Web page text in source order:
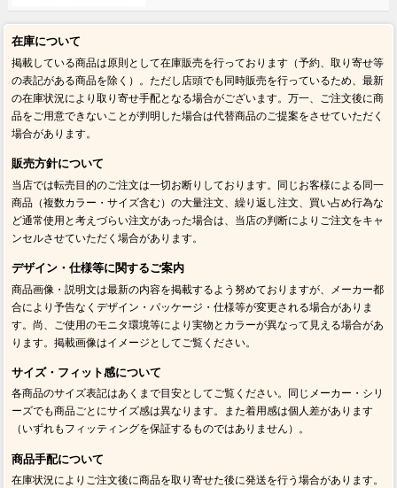
在庫について
掲載している商品は原則として在庫販売を行っております（予約、取り寄せ等
の表記がある商品を除く）。ただし店頭でも同時販売を行っているため、最新
の在庫状況により取り寄せ手配となる場合がございます。万一、ご注文後に商
品をご用意できないことが判明した場合は代替商品のご提案をさせていただく
場合があります。
販売方針について
当店では転売目的のご注文は一切お断りしております。同じお客様による同一
商品（複数カラー・サイズ含む）の大量注文、繰り返し注文、買い占め行為な
ど通常使用と考えづらい注文があった場合は、当店の判断によりご注文をキャ
ンセルさせていただく場合があります。
デザイン・仕様等に関するご案内
商品画像・説明文は最新の内容を掲載するよう努めておりますが、メーカー都
合により予告なくデザイン・パッケージ・仕様等が変更される場合がありま
す。尚、ご使用のモニタ環境等により実物とカラーが異なって見える場合があ
ります。掲載画像はイメージとしてご覧ください。
サイズ・フィット感について
各商品のサイズ表記はあくまで目安としてご覧ください。同じメーカー・シリ
ーズでも商品ごとにサイズ感は異なります。また着用感は個人差があります
（いずれもフィッティングを保証するものではありません）。
商品手配について
在庫状況によりご注文後に商品を取り寄せた後に発送を行う場合があります。